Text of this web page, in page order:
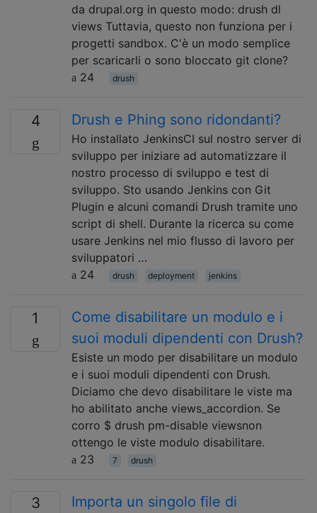
da drupal.org in questo modo: drush dl
views Tuttavia, questo non funziona per i
progetti sandbox. C'è un modo semplice
per scaricarli o sono bloccato git clone?
24
drush
4 Drush e Phing sono ridondanti?
Ho installato JenkinsCI sul nostro server di
sviluppo per iniziare ad automatizzare il
nostro processo di sviluppo e test di
sviluppo. Sto usando Jenkins con Git
Plugin e alcuni comandi Drush tramite uno
script di shell. Durante la ricerca su come
usare Jenkins nel mio flusso di lavoro per
sviluppatori …
24
drush deployment jenkins
1
Come disabilitare un modulo e i
suoi moduli dipendenti con Drush?
Esiste un modo per disabilitare un modulo
e i suoi moduli dipendenti con Drush.
Diciamo che devo disabilitare le viste ma
ho abilitato anche views_accordion. Se
corro $ drush pm-disable viewsnon
ottengo le viste modulo disabilitare.
23
7 drush
3
Importa un singolo file di